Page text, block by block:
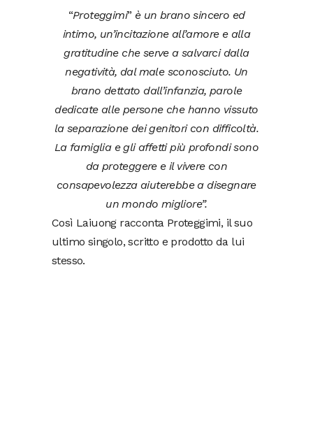
“Proteggimi”è un brano sincero ed
intimo, un’incitazione all’amore e alla
gratitudine che serve a salvarci dalla
negatività, dal male sconosciuto. Un
brano dettato dall’infanzia, parole
dedicate alle persone che hanno vissuto
la separazione dei genitori con difficoltà.
La famiglia e gli affetti più profondi sono
da proteggere e il vivere con
consapevolezza aiuterebbe a disegnare
un mondo migliore”.
Così Laiuong racconta Proteggimi, il suo
ultimo singolo, scritto e prodotto da lui
stesso.